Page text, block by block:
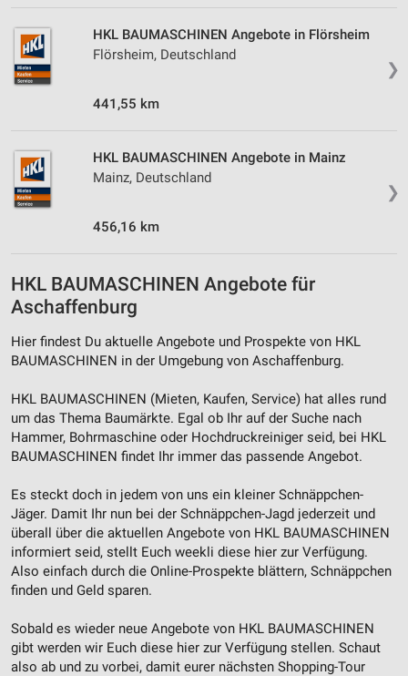
❯
HKL BAUMASCHINEN Angebote in Flörsheim
Flörsheim, Deutschland
441,55 km
❯
HKL BAUMASCHINEN Angebote in Mainz
Mainz, Deutschland
456,16 km
HKL BAUMASCHINEN Angebote für
Aschaffenburg
Hier findest Du aktuelle Angebote und Prospekte von HKL
BAUMASCHINEN in der Umgebung von Aschaffenburg.
HKL BAUMASCHINEN (Mieten, Kaufen, Service) hat alles rund
um das Thema Baumärkte. Egal ob Ihr auf der Suche nach
Hammer, Bohrmaschine oder Hochdruckreiniger seid, bei HKL
BAUMASCHINEN findet Ihr immer das passende Angebot.
Es steckt doch in jedem von uns ein kleiner Schnäppchen-
Jäger. Damit Ihr nun bei der Schnäppchen-Jagd jederzeit und
überall über die aktuellen Angebote von HKL BAUMASCHINEN
informiert seid, stellt Euch weekli diese hier zur Verfügung.
Also einfach durch die Online-Prospekte blättern, Schnäppchen
finden und Geld sparen.
Sobald es wieder neue Angebote von HKL BAUMASCHINEN
gibt werden wir Euch diese hier zur Verfügung stellen. Schaut
also ab und zu vorbei, damit eurer nächsten Shopping-Tour
von Inhalten
Verwendung von Profilen zur Auswahl
personalisierter Inhalte
Messung der Performance von Inhalten
Analyse von Zielgruppen durch Statistiken oder
Kombinationen von Daten aus verschiedenen
Verwendung reduzierter Daten zur Auswahl von
Inhalten
IAB-Besonderheiten:
Verwendung genauer Standortdaten
Geräte anhand von aktiv angeforderten
Informationen identifizieren
Nicht-IAB-Verarbeitungszwecke:
Performance
Funktional
Werbung